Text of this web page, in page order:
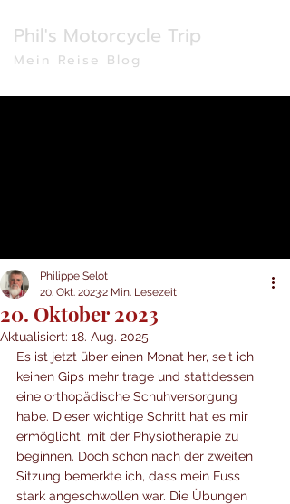
Phil's Motorcycle Trip
Mein Reise Blog
20. Oktober 2023
Philippe Selot
20. Okt. 20232 Min. Lesezeit
Aktualisiert: 18. Aug. 2025
Es ist jetzt über einen Monat her, seit ich
keinen Gips mehr trage und stattdessen
eine orthopädische Schuhversorgung
habe. Dieser wichtige Schritt hat es mir
ermöglicht, mit der Physiotherapie zu
beginnen. Doch schon nach der zweiten
Sitzung bemerkte ich, dass mein Fuss
stark angeschwollen war. Die Übungen